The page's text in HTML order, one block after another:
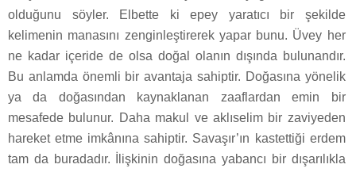
olduğunu söyler. Elbette ki epey yaratıcı bir şekilde
kelimenin manasını zenginleştirerek yapar bunu. Üvey her
ne kadar içeride de olsa doğal olanın dışında bulunandır.
Bu anlamda önemli bir avantaja sahiptir. Doğasına yönelik
ya da doğasından kaynaklanan zaaflardan emin bir
mesafede bulunur. Daha makul ve aklıselim bir zaviyeden
hareket etme imkânına sahiptir. Savaşır’ın kastettiği erdem
tam da buradadır. İlişkinin doğasına yabancı bir dışarılıkla